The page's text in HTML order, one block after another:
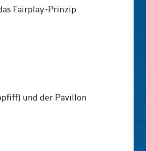
Fairplay-Prinzip
und der Pavillon